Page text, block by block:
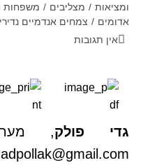
ומציאות / מצליבים / משפחות
אדומים / צמחים אנדמיים
אין תגובות
גדי פולק,